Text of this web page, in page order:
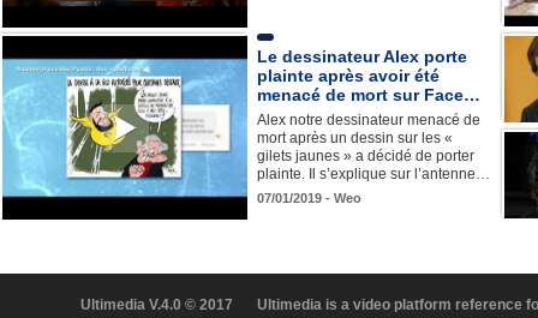
Le dessinateur Alex porte
plainte après avoir été
menacé de mort sur Face…
Alex notre dessinateur menacé de
mort après un dessin sur les «
gilets jaunes » a décidé de porter
plainte. Il s’explique sur l’antenne…
07/01/2019 - Weo
Ultimedia V.4.0 © 2017
Ultimedia is a video platform reference